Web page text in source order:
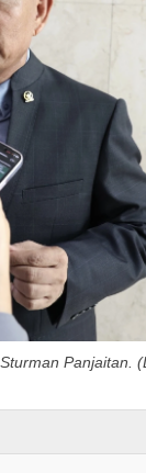
Panjaitan.